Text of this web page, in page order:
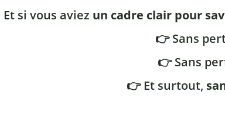
Et si vous aviez un cadre clair pour
👉 Sans
👉 Sans
👉 Et surtout,